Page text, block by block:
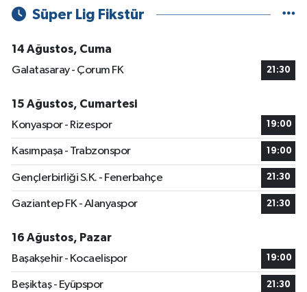
Süper Lig Fikstür
14 Ağustos, Cuma
Galatasaray - Çorum FK
21:30
15 Ağustos, Cumartesi
Konyaspor - Rizespor
19:00
Kasımpaşa - Trabzonspor 19:00
Gençlerbirliği S.K. - Fenerbahçe 21:30
Gaziantep FK - Alanyaspor 21:30
16 Ağustos, Pazar
Başakşehir - Kocaelispor
19:00
Beşiktaş - Eyüpspor 21:30